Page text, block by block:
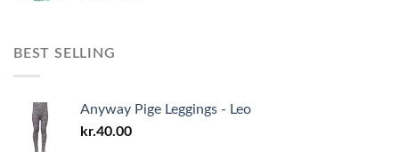
BEST SELLING
Anyway Pige Leggings - Leo
kr.40.00